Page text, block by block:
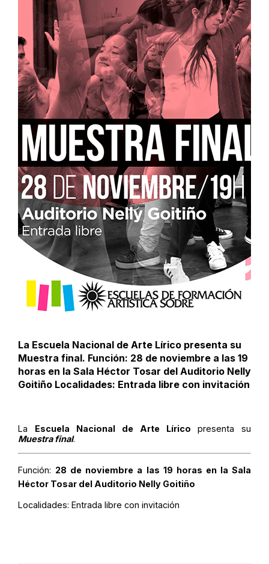
La Escuela Nacional de Arte Lírico presenta su
Muestra final. Función: 28 de noviembre a las 19
horas en la Sala Héctor Tosar del Auditorio Nelly
Goitiño Localidades: Entrada libre con invitación
La Escuela Nacional de Arte Lírico presenta su
Muestra final.
Función: 28 de noviembre a las 19 horas en la Sala
Héctor Tosar del Auditorio Nelly Goitiño
Localidades: Entrada libre con invitación